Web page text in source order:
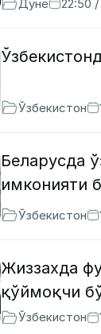
Дунё 22:50 /
Ўзбекистон
Беларусда
имконияти
Ўзбекистон
Жиззахда
қўймоқчи
Ўзбекистон